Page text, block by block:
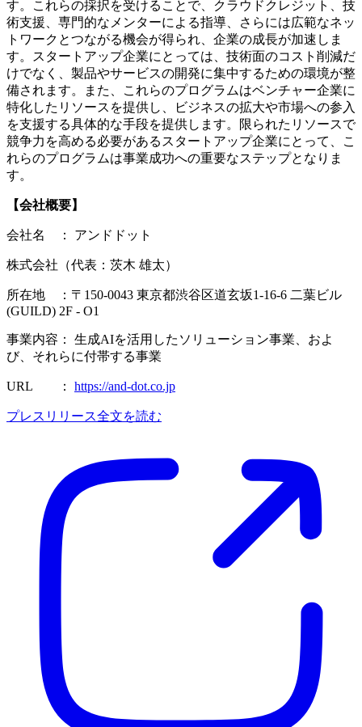
す。これらの採択を受けることで、クラウドクレジット、技
術支援、専門的なメンターによる指導、さらには広範なネッ
トワークとつながる機会が得られ、企業の成長が加速しま
す。スタートアップ企業にとっては、技術面のコスト削減だ
けでなく、製品やサービスの開発に集中するための環境が整
備されます。また、これらのプログラムはベンチャー企業に
特化したリソースを提供し、ビジネスの拡大や市場への参入
を支援する具体的な手段を提供します。限られたリソースで
競争力を高める必要があるスタートアップ企業にとって、こ
れらのプログラムは事業成功への重要なステップとなりま
す。
【会社概要】
会社名 ： アンドドット
株式会社（代表：茨木 雄太）
所在地 ：〒150-0043 東京都渋谷区道玄坂1-16-6 二葉ビル
(GUILD) 2F - O1
事業内容： 生成AIを活用したソリューション事業、およ
び、それらに付帯する事業
URL ： https://and-dot.co.jp
プレスリリース全文を読む